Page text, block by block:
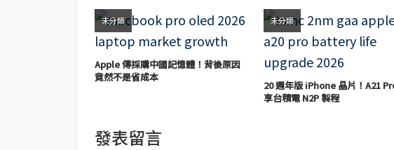
未分類
Apple 傳採購中國記憶體！背後原因
竟然不是省成本
未分類
20 週年版 iPhone 晶片！A21
享台積電 N2P 製程
發表留言